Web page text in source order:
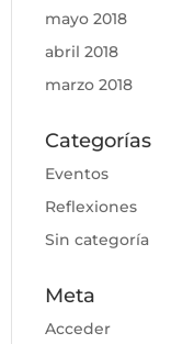
mayo 2018
abril 2018
marzo 2018
Categorías
Eventos
Reflexiones
Sin categoría
Meta
Acceder